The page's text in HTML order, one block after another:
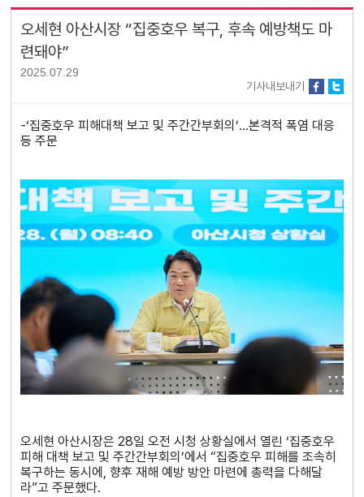
오세현 아산시장 “집중호우 복구, 후속 예방책도 마
련돼야”
2025.07.29
기사내보내기
-‘집중호우 피해대책 보고 및 주간간부회의’…본격적 폭염 대응
등 주문
오세현 아산시장은 28일 오전 시청 상황실에서 열린 ‘집중호우
피해 대책 보고 및 주간간부회의’에서 “집중호우 피해를 조속히
복구하는 동시에, 향후 재해 예방 방안 마련에 총력을 다해달
라”고 주문했다.